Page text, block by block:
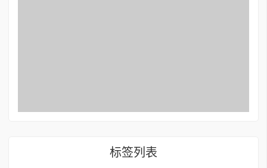
标签列表